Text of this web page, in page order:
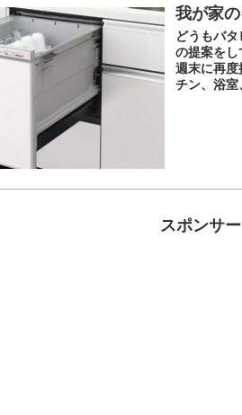
我が家
どうもバ
の提案を
週末に再
チン、浴
スポンサ